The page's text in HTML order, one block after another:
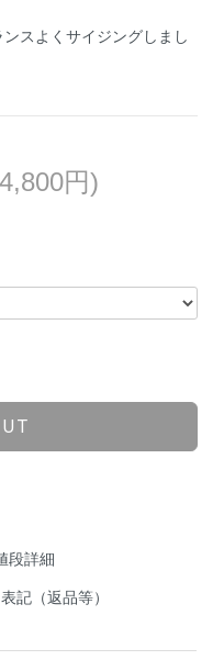
スよくサイジングしまし
円)
段詳細
記（返品等）